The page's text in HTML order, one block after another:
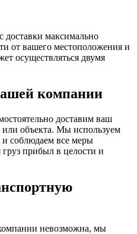
доставки максимально
от вашего местоположения и
осуществляться двумя
компании
доставим ваш
или объекта. Мы используем
соблюдаем все меры
прибыл в целости и
невозможна, мы